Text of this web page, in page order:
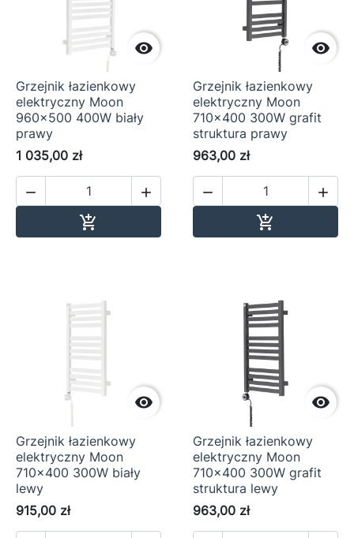

Grzejnik łazienkowy
elektryczny Moon
960x500 400W biały
prawy
1 035,00 zł
 


Grzejnik łazienkowy
elektryczny Moon
710x400 300W grafit
struktura prawy
963,00 zł
 


Grzejnik łazienkowy
elektryczny Moon
710x400 300W biały
lewy
915,00 zł

Grzejnik łazienkowy
elektryczny Moon
710x400 300W grafit
struktura lewy
963,00 zł